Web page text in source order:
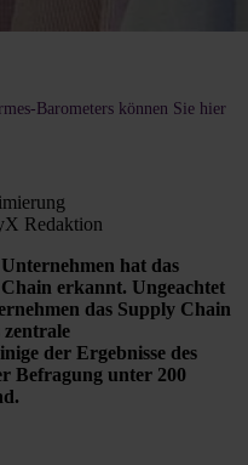
Barometers können Sie hier
Redaktion
hat das
erkannt. Ungeachtet
das Supply Chain
zentrale
der Ergebnisse des
Befragung unter 200